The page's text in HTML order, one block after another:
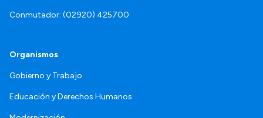
Conmutador: (02920) 425700
Organismos
Gobierno y Trabajo
Educación y Derechos Humanos